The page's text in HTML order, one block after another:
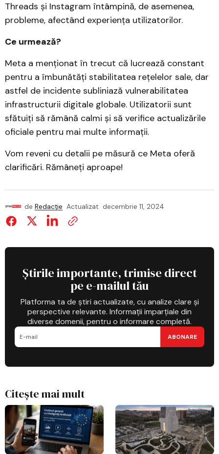
Threads și Instagram întâmpină, de asemenea,
probleme, afectând experiența utilizatorilor.
Ce urmează?
Meta a menționat în trecut că lucrează constant
pentru a îmbunătăți stabilitatea rețelelor sale, dar
astfel de incidente subliniază vulnerabilitatea
infrastructurii digitale globale. Utilizatorii sunt
sfătuiți să rămână calmi și să verifice actualizările
oficiale pentru mai multe informații.
Vom reveni cu detalii pe măsură ce Meta oferă
clarificări. Rămâneți aproape!
de Redacție Actualizat decembrie 11, 2024
Știrile importante, trimise direct
pe e-mailul tău
Platforma ta de știri actualizate, cu analize clare și
perspective relevante. Informații imparțiale din
diverse domenii, pentru o informare completă.
ABONARE
Citește mai mult